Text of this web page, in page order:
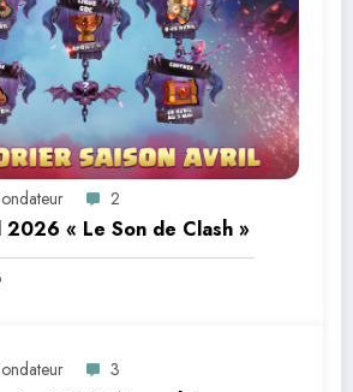
2
2026 « Le Son de Clash »
3